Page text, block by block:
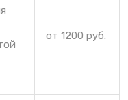
от 1200 руб.